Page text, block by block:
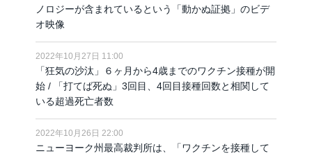
ノロジーが含まれているという「動かぬ証拠」のビデ
オ映像
2022年10月27日 11:00
「狂気の沙汰」６ヶ月から4歳までのワクチン接種が開
始 / 「打てば死ぬ」3回目、4回目接種回数と相関して
いる超過死亡者数
2022年10月26日 22:00
ニューヨーク州最高裁判所は、「ワクチンを接種して